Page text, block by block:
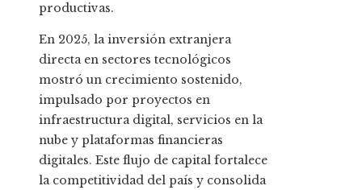
productivas.
En 2025, la inversión extranjera
directa en sectores tecnológicos
mostró un crecimiento sostenido,
impulsado por proyectos en
infraestructura digital, servicios en la
nube y plataformas financieras
digitales. Este flujo de capital fortalece
la competitividad del país y consolida